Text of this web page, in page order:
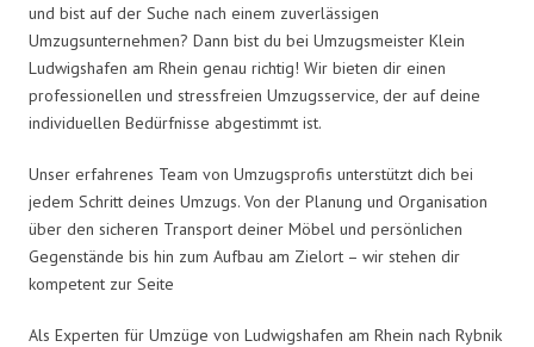
und bist auf der Suche nach einem zuverlässigen
Umzugsunternehmen? Dann bist du bei Umzugsmeister Klein
Ludwigshafen am Rhein genau richtig! Wir bieten dir einen
professionellen und stressfreien Umzugsservice, der auf deine
individuellen Bedürfnisse abgestimmt ist.
Unser erfahrenes Team von Umzugsprofis unterstützt dich bei
jedem Schritt deines Umzugs. Von der Planung und Organisation
über den sicheren Transport deiner Möbel und persönlichen
Gegenstände bis hin zum Aufbau am Zielort – wir stehen dir
kompetent zur Seite
Als Experten für Umzüge von Ludwigshafen am Rhein nach Rybnik